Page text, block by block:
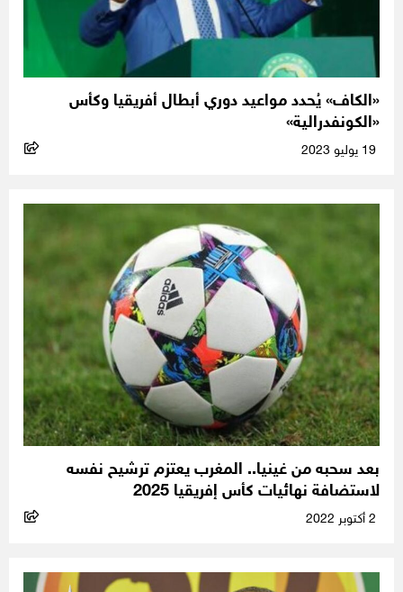
«الكاف» يُحدد مواعيد دوري أبطال أفريقيا وكأس
«الكونفدرالية»
بعد سحبه من غينيا.. المغرب يعتزم ترشيح نفسه
لاستضافة نهائيات كأس إفريقيا 2025